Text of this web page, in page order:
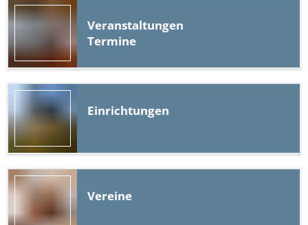
Veranstaltungen
Termine
Einrichtungen
Vereine